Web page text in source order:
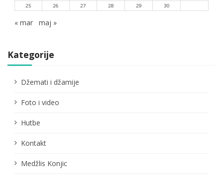
25
26 27 28 29 30
« mar maj »
Kategorije
Džemati i džamije
Foto i video
Hutbe
Kontakt
Medžlis Konjic